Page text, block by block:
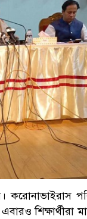
করোনাভাইরাস
শিক্ষার্থীরা